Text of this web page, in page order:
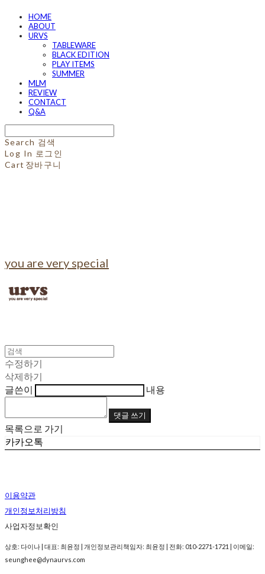
HOME
ABOUT
URVS
TABLEWARE
BLACK EDITION
PLAY ITEMS
SUMMER
MLM
REVIEW
CONTACT
Q&A
Search 검색
Log In 로그인
Cart 장바구니
you are very special
수정하기
삭제하기
글쓴이
내용
댓글 쓰기
목록으로 가기
카카오톡
이용약관
개인정보처리방침
사업자정보확인
상호: 다이나 | 대표: 최윤정 | 개인정보관리책임자: 최윤정 | 전화: 010-2271-1721 | 이메일:
seunghee@dynaurvs.com